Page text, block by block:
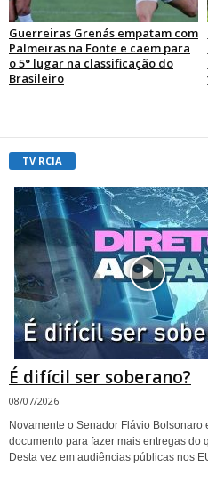
Guerreiras Grenás empatam com
Palmeiras na Fonte e caem para
o 5° lugar na classificação do
Brasileiro
TV RCIA
É difícil ser soberano?
08/07/2026
Novamente o Senador Flávio Bolsonaro
documento para fazer mais entregas do
Desta vez em audiências públicas nos